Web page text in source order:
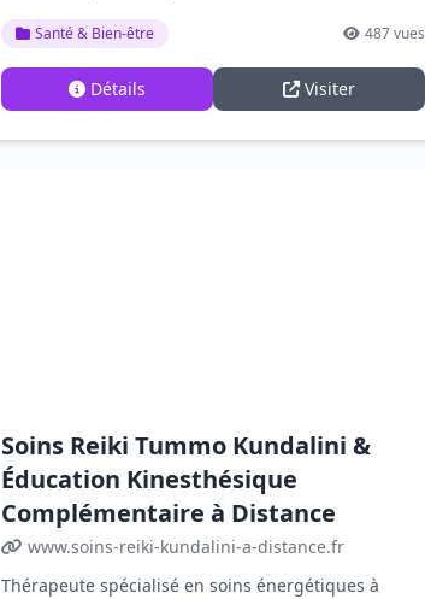
Santé & Bien-être 487 vues
Détails Visiter
Soins Reiki Tummo Kundalini &
Éducation Kinesthésique
Complémentaire à Distance
www.soins-reiki-kundalini-a-distance.fr
Thérapeute spécialisé en soins énergétiques à